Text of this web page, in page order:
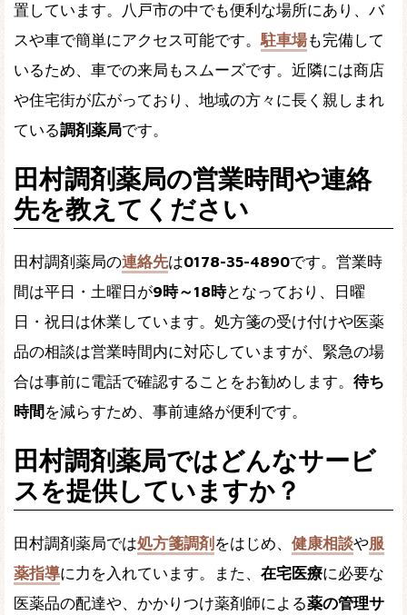
置しています。八戸市の中でも便利な場所にあり、バ
スや車で簡単にアクセス可能です。駐車場も完備して
いるため、車での来局もスムーズです。近隣には商店
や住宅街が広がっており、地域の方々に長く親しまれ
ている調剤薬局です。
田村調剤薬局の営業時間や連絡
先を教えてください
田村調剤薬局の連絡先は0178-35-4890です。営業時
間は平日・土曜日が9時～18時となっており、日曜
日・祝日は休業しています。処方箋の受け付けや医薬
品の相談は営業時間内に対応していますが、緊急の場
合は事前に電話で確認することをお勧めします。 待ち
時間 を減らすため、事前連絡が便利です。
田村調剤薬局ではどんなサービ
スを提供していますか？
田村調剤薬局では処方箋調剤 をはじめ、 健康相談や服
薬指導に力を入れています。また、 在宅医療に必要な
医薬品の配達や、かかりつけ薬剤師による薬の管理サ